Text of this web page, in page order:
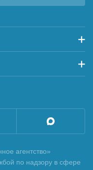
агентство»
по надзору в сфере